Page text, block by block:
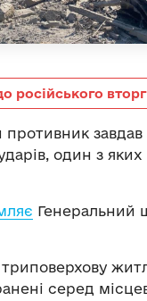
російського
завдав
один з
Генеральний
серед